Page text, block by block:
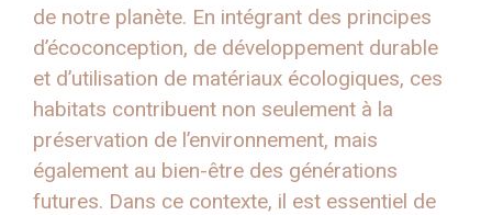
de notre planète. En intégrant des principes
d’écoconception, de développement durable
et d’utilisation de matériaux écologiques, ces
habitats contribuent non seulement à la
préservation de l’environnement, mais
également au bien-être des générations
futures. Dans ce contexte, il est essentiel de